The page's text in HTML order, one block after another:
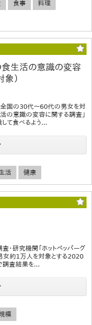
食事 料理
食生活の意識の変容
）
全国の30代～60代の男女を対
の意識の変容に関する調査」
て食べるよう...
活 健康
・研究機関「ホットペッパーグ
女約1万人を対象とする2020
調査結果を...
模